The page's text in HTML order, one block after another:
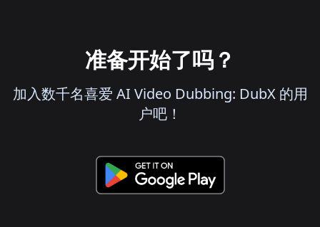
准备开始了吗？
加入数千名喜爱 AI Video Dubbing: DubX 的用
户吧！